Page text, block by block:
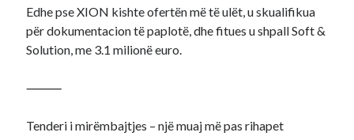
Edhe pse XION kishte ofertën më të ulët, u skualifikua
për dokumentacion të paplotë, dhe fitues u shpall Soft &
Solution, me 3.1 milionë euro.
⸻
Tenderi i mirëmbajtjes – një muaj më pas rihapet